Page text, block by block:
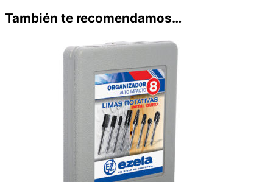
También te recomendamos…